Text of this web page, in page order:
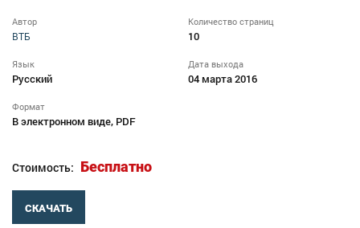
Автор
ВТБ
Количество страниц
10
Язык
Русский
Дата выхода
04 марта 2016
Формат
В электронном виде, PDF
Стоимость: Бесплатно
СКАЧАТЬ